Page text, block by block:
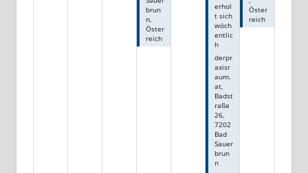
brun
n,
Öster
reich
erhol
t sich
wöch
entlic
h
derpr
axisr
aum.
at,
Badst
raße
26,
7202
Bad
Sauer
brun
n
Öster
reich